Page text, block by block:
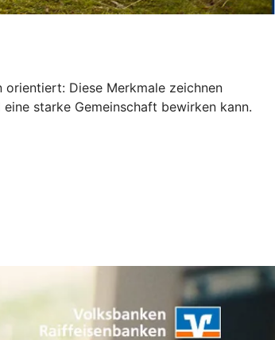
Diese Merkmale zeichnen
starke Gemeinschaft bewirken kann.